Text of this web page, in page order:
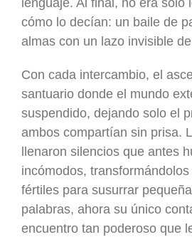
lenguaje. Al final, no era solo
cómo lo decían: un baile de
almas con un lazo invisible
Con cada intercambio, el
santuario donde el mundo
suspendido, dejando solo el
ambos compartían sin prisa.
llenaron silencios que antes
incómodos,
fértiles para susurrar
palabras, ahora su único
encuentro tan poderoso que